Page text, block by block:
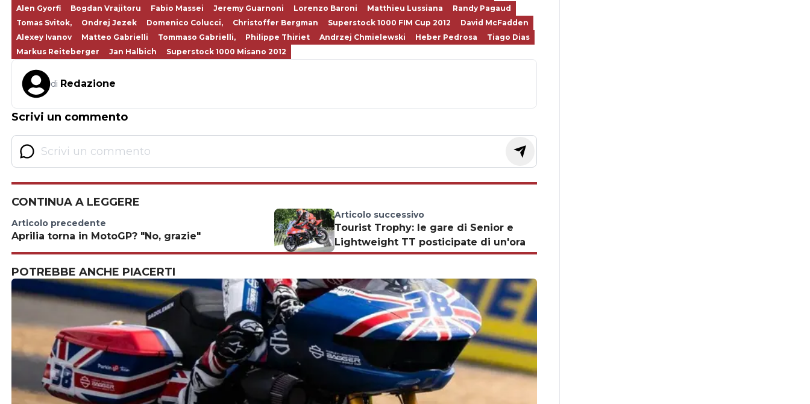
Alen Gyorfi
Bogdan Vrajitoru Fabio Massei Jeremy Guarnoni Lorenzo Baroni Matthieu Lussiana
Randy Pagaud
Tomas Svitok,
Ondrej Jezek Domenico Colucci, Christoffer Bergman Superstock 1000 FIM Cup 2012
David McFadden
Alexey Ivanov
Matteo Gabrielli Tommaso Gabrielli, Philippe Thiriet Andrzej Chmielewski Heber Pedrosa
Tiago Dias
Markus Reiteberger
Jan Halbich Superstock 1000 Misano 2012
di Redazione
Scrivi un commento
CONTINUA A LEGGERE
Articolo precedente
Aprilia torna in MotoGP? "No, grazie"
Articolo successivo
Tourist Trophy: le gare di Senior e
Lightweight TT posticipate di un'ora
POTREBBE ANCHE PIACERTI